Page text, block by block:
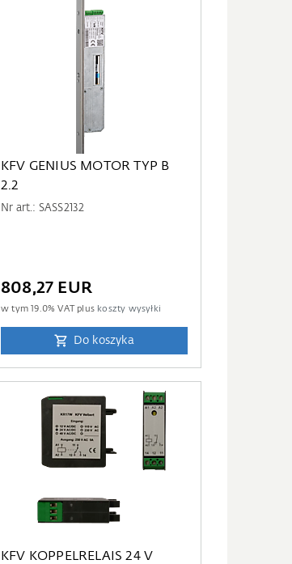
KFV GENIUS MOTOR TYP B
2.2
Nr art.: SASS2132
808,27 EUR
w tym19.0% VAT plus koszty wysyłki
Do koszyka
KFV KOPPELRELAIS 24 V